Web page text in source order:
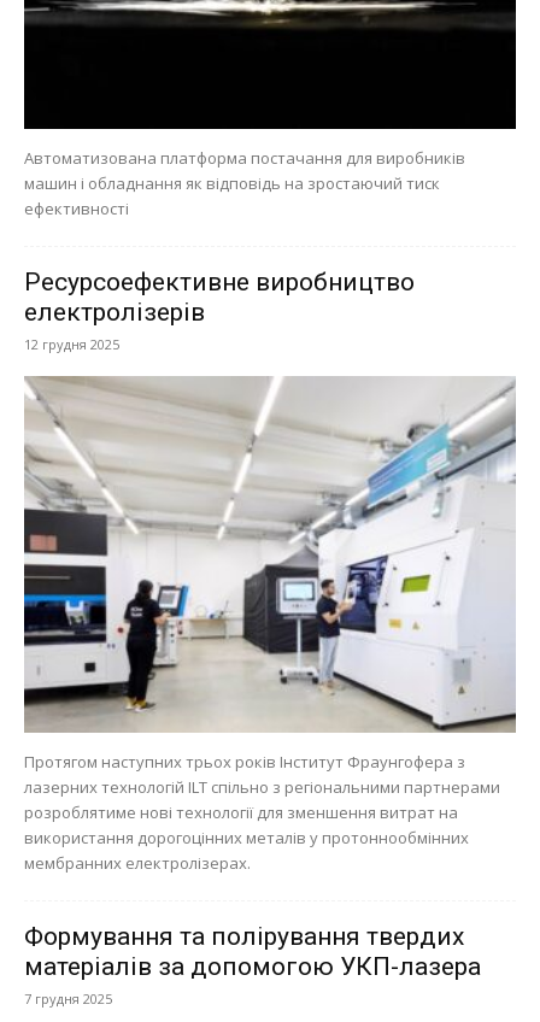
Автоматизована платформа постачання для виробників
машин і обладнання як відповідь на зростаючий тиск
ефективності
Ресурсоефективне виробництво
електролізерів
12 грудня 2025
Протягом наступних трьох років Інститут Фраунгофера з
лазерних технологій ILT спільно з регіональними партнерами
розроблятиме нові технології для зменшення витрат на
використання дорогоцінних металів у протоннообмінних
мембранних електролізерах.
Формування та полірування твердих
матеріалів за допомогою УКП-лазера
7 грудня 2025